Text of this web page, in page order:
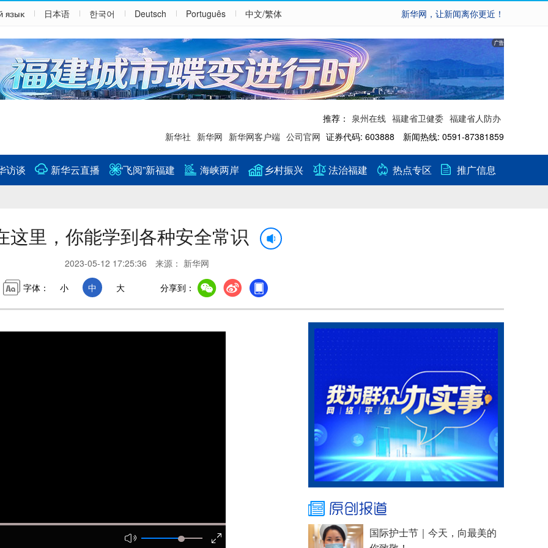
язык 日本语 한국어 Deutsch Português 中文/繁体 新华网，让新闻离你更近！
推荐： 泉州在线 福建省卫健委 福建省人防办
新华社 新华网 新华网客户端 公司官网 证券代码: 603888 新闻热线: 0591-87381859
访谈 新华云直播 “飞阅”新福建 海峡两岸 乡村振兴 法治福建 热点专区
推广信息
这里，你能学到各种安全常识
2023-05-12 17:25:36 来源： 新华网
字体：
小 中 大 分享到：
国际护士节｜今天，向最美的